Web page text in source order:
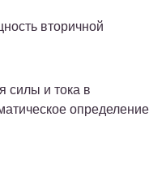
вторичной
силы и тока в
определение